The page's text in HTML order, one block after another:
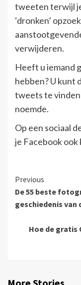
tweeten terwijl
‘dronken’
verwijderen.
Heeft u iemand
hebben? U kunt
tweets te
noemde.
Op een sociaal
je Facebook
Continue
Reading
Previous
De 55 beste
geschiedenis van
Hoe de gratis